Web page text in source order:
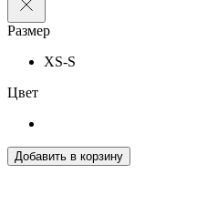
Размер
XS-S
Цвет
Добавить в корзину